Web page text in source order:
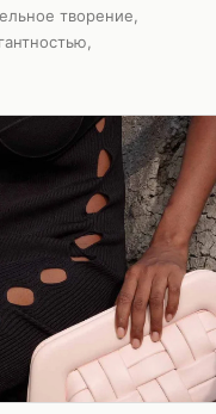
творение,